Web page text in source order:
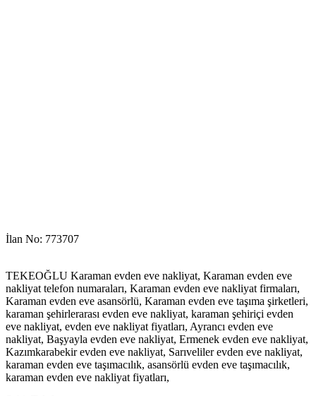
İlan No: 773707
TEKEOĞLU Karaman evden eve nakliyat, Karaman evden eve
nakliyat telefon numaraları, Karaman evden eve nakliyat firmaları,
Karaman evden eve asansörlü, Karaman evden eve taşıma şirketleri,
karaman şehirlerarası evden eve nakliyat, karaman şehiriçi evden
eve nakliyat, evden eve nakliyat fiyatları, Ayrancı evden eve
nakliyat, Başyayla evden eve nakliyat, Ermenek evden eve nakliyat,
Kazımkarabekir evden eve nakliyat, Sarıveliler evden eve nakliyat,
karaman evden eve taşımacılık, asansörlü evden eve taşımacılık,
karaman evden eve nakliyat fiyatları,